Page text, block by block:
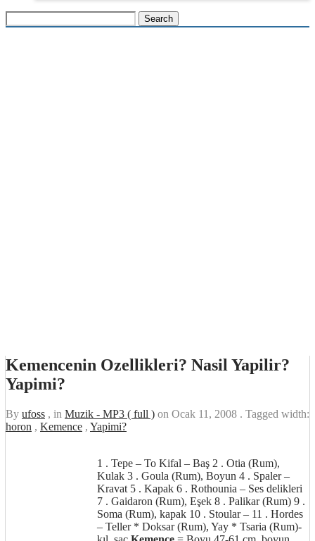
Kemencenin Ozellikleri? Nasil Yapilir?
Yapimi?
By ufoss , in Muzik - MP3 ( full ) on Ocak 11, 2008 . Tagged width:
horon , Kemence , Yapimi?
1 . Tepe – To Kifal – Baş 2 . Otia (Rum),
Kulak 3 . Goula (Rum), Boyun 4 . Spaler –
Kravat 5 . Kapak 6 . Rothounia – Ses delikleri
7 . Gaidaron (Rum), Eşek 8 . Palikar (Rum) 9 .
Soma (Rum), kapak 10 . Stoular – 11 . Hordes
– Teller * Doksar (Rum), Yay * Tsaria (Rum)-